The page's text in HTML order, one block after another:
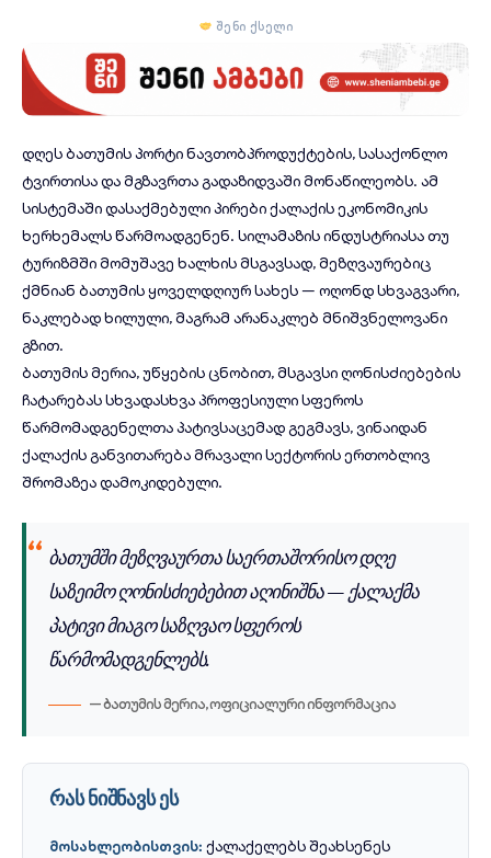
შენი ქსელი
დღეს ბათუმის პორტი ნავთობპროდუქტების, სასაქონლო
ტვირთისა და მგზავრთა გადაზიდვაში მონაწილეობს. ამ
სისტემაში დასაქმებული პირები ქალაქის ეკონომიკის
ხერხემალს წარმოადგენენ. სილამაზის ინდუსტრიასათუ
ტურიზმში მომუშავე ხალხის მსგავსად, მეზღვაურებიც
ქმნიან ბათუმის ყოველდღიურ სახეს — ოღონდ სხვაგვარი,
ნაკლებად ხილული, მაგრამ არანაკლებ მნიშვნელოვანი
გზით.
ბათუმის მერია, უწყების ცნობით, მსგავსი ღონისძიებების
ჩატარებას სხვადასხვა პროფესიული სფეროს
წარმომადგენელთა პატივსაცემად გეგმავს, ვინაიდან
ქალაქის განვითარება მრავალი სექტორის ერთობლივ
შრომაზეა დამოკიდებული.
ბათუმში მეზღვაურთა საერთაშორისო დღე
საზეიმო ღონისძიებებით აღინიშნა — ქალაქმა
პატივი მიაგო საზღვაო სფეროს
წარმომადგენლებს.
— ბათუმის მერია, ოფიციალური ინფორმაცია
რას ნიშნავს ეს
მოსახლეობისთვის: ქალაქელებს შეახსენეს